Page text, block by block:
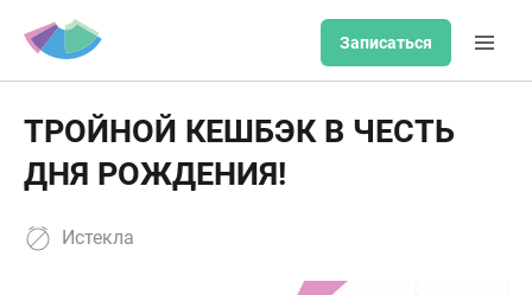
Записаться
ТРОЙНОЙ КЕШБЭК В ЧЕСТЬ
ДНЯ РОЖДЕНИЯ!
Истекла